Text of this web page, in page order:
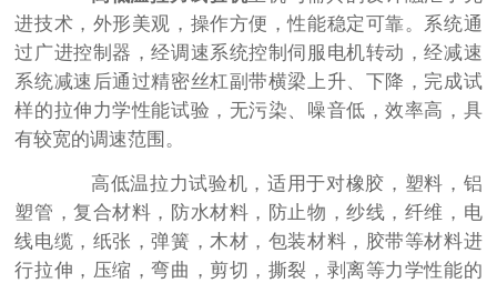
进技术，外形美观，操作方便，性能稳定可靠。系统通
过广进控制器，经调速系统控制伺服电机转动，经减速
系统减速后通过精密丝杠副带横梁上升、下降，完成试
样的拉伸力学性能试验，无污染、噪音低，效率高，具
有较宽的调速范围。
高低温拉力试验机，适用于对橡胶，塑料，铝
塑管，复合材料，防水材料，防止物，纱线，纤维，电
线电缆，纸张，弹簧，木材，包装材料，胶带等材料进
行拉伸，压缩，弯曲，剪切，撕裂，剥离等力学性能的